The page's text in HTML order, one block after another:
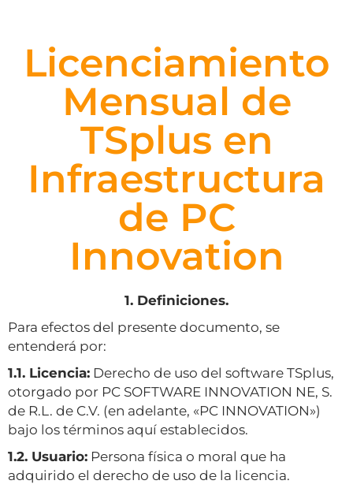
Licenciamiento
Mensual de
TSplus en
Infraestructura
de PC
Innovation
1. Definiciones.
Para efectos del presente documento, se
entenderá por:
1.1. Licencia: Derecho de uso del software TSplus,
otorgado por PC SOFTWARE INNOVATION NE, S.
de R.L. de C.V. (en adelante, «PC INNOVATION»)
bajo los términos aquí establecidos.
1.2. Usuario: Persona física o moral que ha
adquirido el derecho de uso de la licencia.